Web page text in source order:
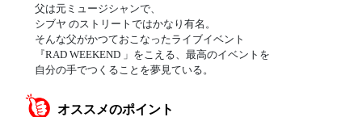
父は元ミュージシャンで、
シブヤ のストリートではかなり有名。
そんな父がかつておこなったライブイベント
『RAD WEEKEND 」をこえる、最高のイベントを
自分の手でつくることを夢見ている。
オススメのポイント